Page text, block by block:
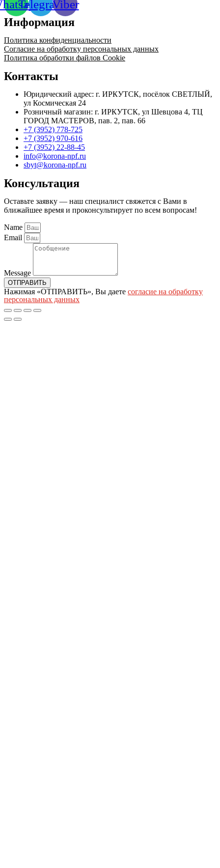
TelegramViber
Информация
Политика конфиденциальности
Согласие на обработку персональных данных
Политика обработки файлов Cookie
Контакты
Юридический адрес: г. ИРКУТСК, посёлок СВЕТЛЫЙ,
ул Космическая 24
Розничный магазин: г. ИРКУТСК, ул Шевцова 4, ТЦ
ГОРОД МАСТЕРОВ, пав. 2, пав. 66
+7 (3952) 778-725
+7 (3952) 970-616
+7 (3952) 22-88-45
info@korona-npf.ru
sbyt@korona-npf.ru
Консультация
Оставьте заявку — наш специалист свяжется с Вами в
ближайшее время и проконсультирует по всем вопросам!
Name
Email
Message
ОТПРАВИТЬ
Нажимая «ОТПРАВИТЬ», Вы даете согласие на обработку
персональных данных